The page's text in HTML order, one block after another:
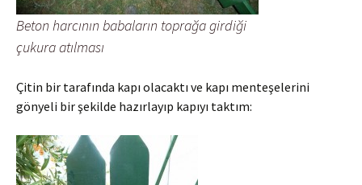
Beton harcının babaların toprağa girdiği
çukura atılması
Çitin bir tarafında kapı olacaktı ve kapı menteşelerini
gönyeli bir şekilde hazırlayıp kapıyı taktım: